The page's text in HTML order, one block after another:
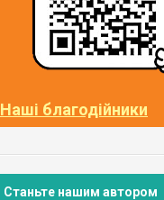
Наші благодійники
Станьте нашим автором